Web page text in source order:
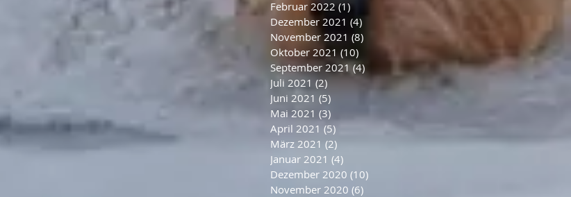
Februar 2022 (1)1 Beitrag
Dezember 2021 (4)
November 2021 (8)
Oktober 2021 (10) 10 Beiträge
September 2021 (4)
Juli 2021 (2) 2 Beiträge
Juni 2021 (5)
Mai 2021 (3)
April 2021 (5)
März 2021 (2)
Januar 2021 (4)
Dezember 2020 (10)
November 2020 (6)